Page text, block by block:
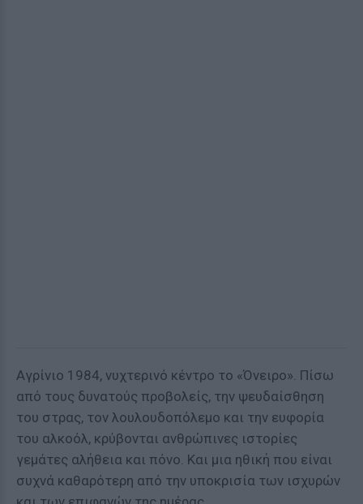
Αγρίνιο 1984, νυχτερινό κέντρο το «Όνειρο». Πίσω
από τους δυνατούς προβολείς, την ψευδαίσθηση
του στρας, τον λουλουδοπόλεμο και την ευφορία
του αλκοόλ, κρύβονται ανθρώπινες ιστορίες
γεμάτες αλήθεια και πόνο. Και μια ηθική που είναι
συχνά καθαρότερη από την υποκρισία των ισχυρών